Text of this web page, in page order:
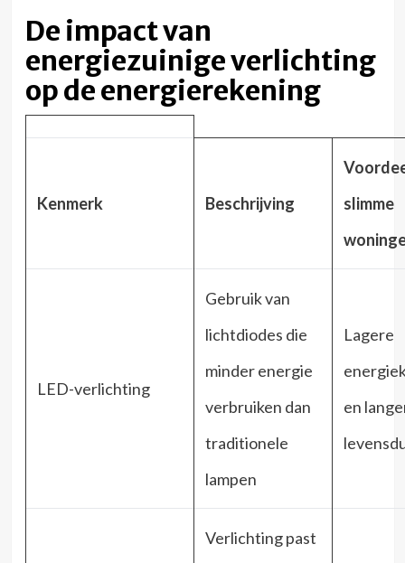
De impact van
energiezuinige verlichting
op de energierekening
Kenmerk Beschrijving
slimme
LED-verlichting
Gebruik van
lichtdiodes die
minder energie
verbruiken dan
traditionele
lampen
Lagere
en
Verlichting past